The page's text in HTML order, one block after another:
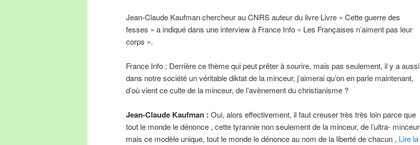
Jean-Claude Kaufman chercheur au CNRS auteur du livre Livre « Cette guerre des
fesses » a indiqué dans une interview à France Info « Les Françaises n’aiment pas leur
corps ».
France Info : Derrière ce thème qui peut prêter à sourire, mais pas seulement, il y a aussi
dans notre société un véritable diktat de la minceur, j’aimerai qu’on en parle maintenant,
d’où vient ce culte de la minceur, de l’avènement du christianisme ?
Jean-Claude Kaufman : Oui, alors effectivement, il faut creuser très très loin parce que
tout le monde le dénonce , cette tyrannie non seulement de la minceur, de l’ultra- minceur
mais ce modèle unique, tout le monde le dénonce au nom de la liberté de chacun , Lire la